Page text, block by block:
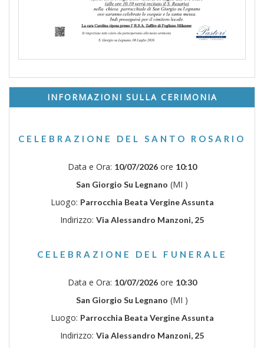
INFORMAZIONI SULLA CERIMONIA
CELEBRAZIONE DEL SANTO ROSARIO
Data e Ora: 10/07/2026ore 10:10
San Giorgio Su Legnano (MI )
Luogo: Parrocchia Beata Vergine Assunta
Indirizzo: Via Alessandro Manzoni, 25
CELEBRAZIONE DEL FUNERALE
Data e Ora: 10/07/2026ore 10:30
San Giorgio Su Legnano (MI )
Luogo: Parrocchia Beata Vergine Assunta
Indirizzo: Via Alessandro Manzoni, 25